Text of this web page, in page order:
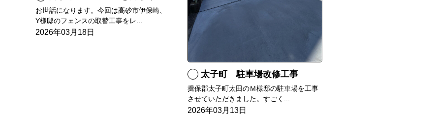
お世話になります。今回は高砂市伊保崎、
Y様邸のフェンスの取替工事をレ...
2026年03月18日
太子町 駐車場改修工事
揖保郡太子町太田のＭ様邸の駐車場を工事
させていただきました。すごく...
2026年03月13日